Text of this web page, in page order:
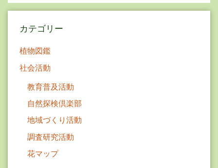
シ
カテゴリー
植物図鑑
社会活動
教育普及活動
自然探検倶楽部
地域づくり活動
調査研究活動
花マップ